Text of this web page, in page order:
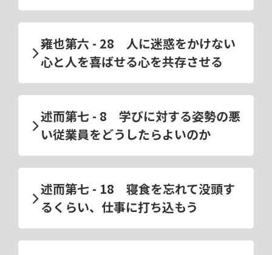
雍也第六 - 28 人に迷惑をかけない
心と人を喜ばせる心を共存させる
述而第七 - 8 学びに対する姿勢の悪
い従業員をどうしたらよいのか
述而第七 - 18 寝食を忘れて没頭す
るくらい、仕事に打ち込もう